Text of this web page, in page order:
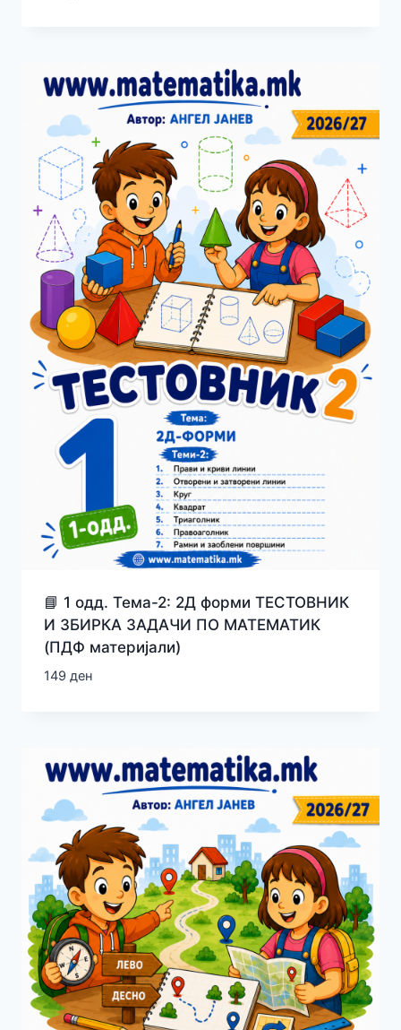
📘 1 одд. Тема-2: 2Д форми ТЕСТОВНИК
И ЗБИРКА ЗАДАЧИ ПО МАТЕМАТИК
(ПДФ материјали)
149 ден